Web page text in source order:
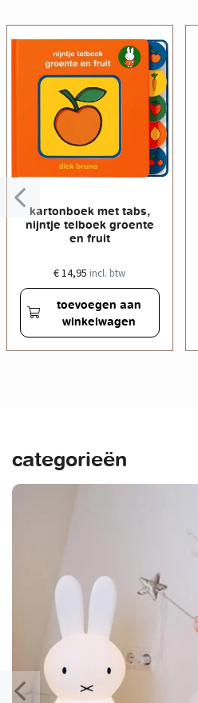
kartonboek met tabs,
nijntje telboek groente
en fruit
€ 14,95 incl. btw
toevoegen aan
winkelwagen
categorieën